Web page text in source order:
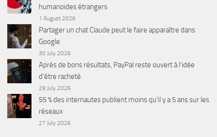
humanoïdes étrangers
1 August 2026
Partager un chat Claude peut le faire apparaître dans
Google
30 July 2026
Après de bons résultats, PayPal reste ouvert à l’idée
d’être racheté
29 July 2026
55 % des internautes publient moins qu’il y a 5 ans sur les
réseaux
27 July 2026